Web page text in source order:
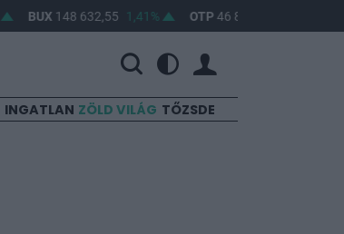
BUX148 632,55 1,41% OTP46 890
INGATLAN ZÖLD VILÁG TŐZSDE